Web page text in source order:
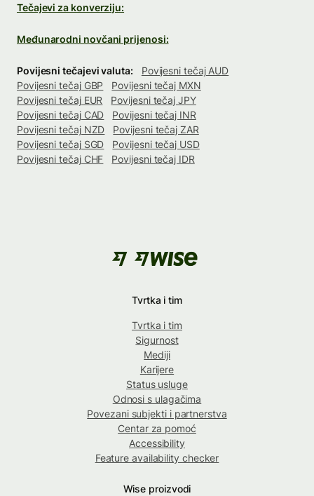
Tečajevi za konverziju:
Međunarodni novčani prijenosi:
Povijesni tečajevi valuta:
Povijesni tečaj AUD
Povijesni tečaj GBP
Povijesni tečaj MXN
Povijesni tečaj EUR
Povijesni tečaj JPY
Povijesni tečaj CAD
Povijesni tečaj INR
Povijesni tečaj NZD
Povijesni tečaj ZAR
Povijesni tečaj SGD
Povijesni tečaj USD
Povijesni tečaj CHF
Povijesni tečaj IDR
Tvrtka i tim
Tvrtka i tim
Sigurnost
Mediji
Karijere
Status usluge
Odnosi s ulagačima
Povezani subjekti i partnerstva
Centar za pomoć
Accessibility
Feature availability checker
Wise proizvodi